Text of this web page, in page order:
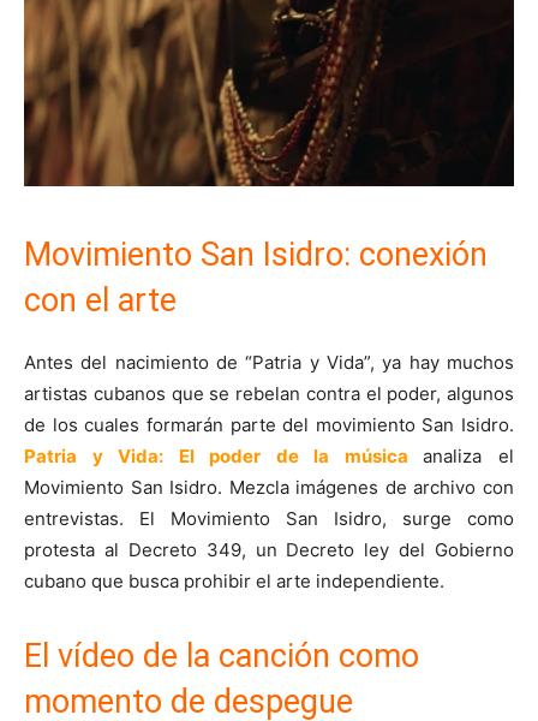
Movimiento San Isidro: conexión
con el arte
Antes del nacimiento de “Patria y Vida”, ya hay muchos
artistas cubanos que se rebelan contra el poder, algunos
de los cuales formarán parte del movimiento San Isidro.
Patria y Vida: El poder de la músicaanaliza el
Movimiento San Isidro. Mezcla imágenes de archivo con
entrevistas. El Movimiento San Isidro, surge como
protesta al Decreto 349, un Decreto ley del Gobierno
cubano que busca prohibir el arte independiente.
El vídeo de la canción como
momento de despegue